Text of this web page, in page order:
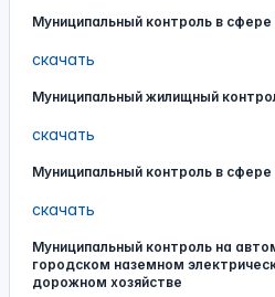
Муниципальный контроль в сфере
скачать
Муниципальный жилищный
скачать
Муниципальный контроль в сфере
скачать
Муниципальный контроль на
городском наземном
дорожном хозяйстве